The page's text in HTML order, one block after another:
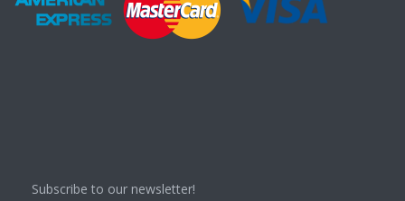
Subscribe to our newsletter!